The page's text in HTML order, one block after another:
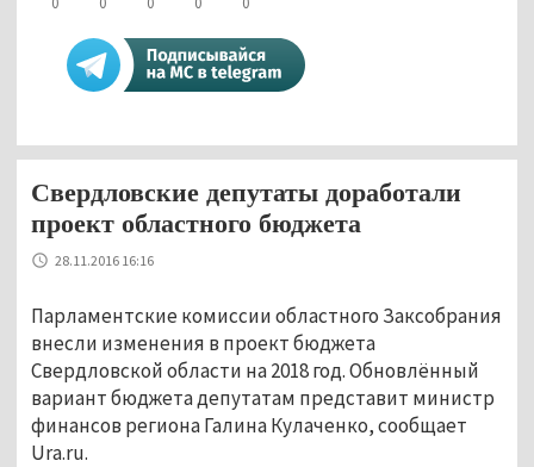
Свердловские депутаты доработали
проект областного бюджета
28.11.2016 16:16
Парламентские комиссии областного Заксобрания
внесли изменения в проект бюджета
Свердловской области на 2018 год. Обновлённый
вариант бюджета депутатам представит министр
финансов региона Галина Кулаченко, сообщает
Ura.ru.